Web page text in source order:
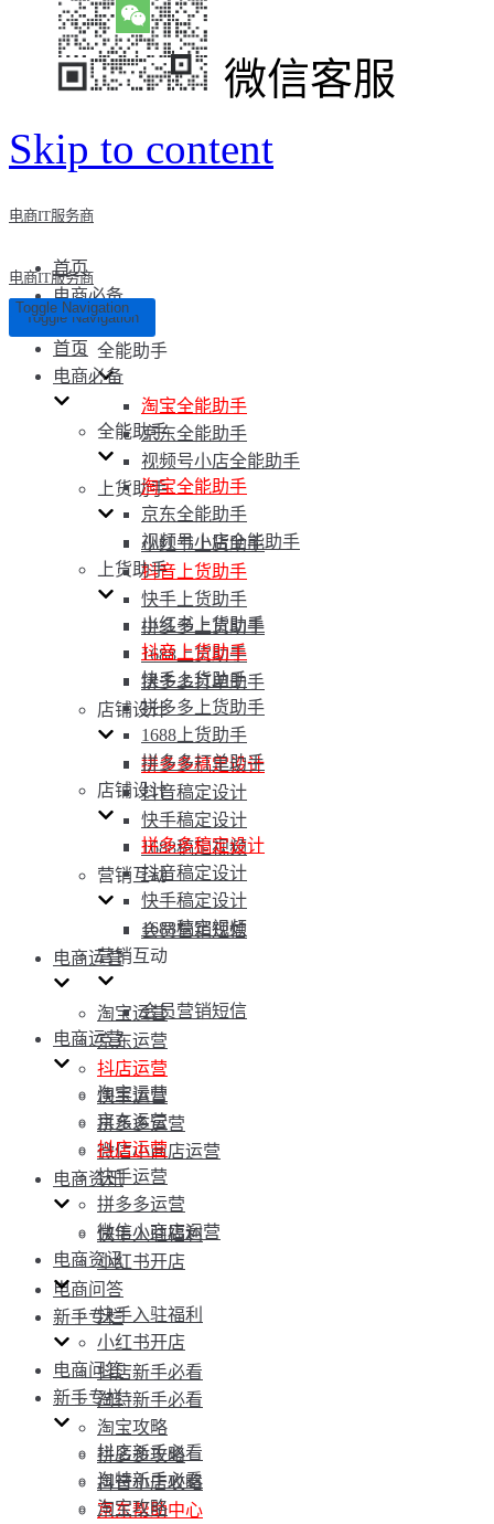
微信客服
Skip to content
电商IT服务商
首页
电商必备
全能助手
淘宝全能助手
京东全能助手
视频号小店全能助手
上货助手
小红书上货助手
抖音上货助手
快手上货助手
拼多多上货助手
1688上货助手
拼多多打单助手
店铺设计
拼多多稿定设计
抖音稿定设计
快手稿定设计
1688稿定视频
营销互动
会员营销短信
电商运营
淘宝运营
京东运营
抖店运营
快手运营
拼多多运营
微信小商店运营
电商资讯
快手入驻福利
小红书开店
电商问答
新手专栏
抖店新手必看
淘特新手必看
淘宝攻略
拼多多攻略
抖音小店攻略
京东帮助中心
电商IT服务商
Toggle Navigation
Toggle Navigation
首页
电商必备
全能助手
淘宝全能助手
京东全能助手
视频号小店全能助手
上货助手
小红书上货助手
抖音上货助手
快手上货助手
拼多多上货助手
1688上货助手
拼多多打单助手
店铺设计
拼多多稿定设计
抖音稿定设计
快手稿定设计
1688稿定视频
营销互动
会员营销短信
电商运营
淘宝运营
京东运营
抖店运营
快手运营
拼多多运营
微信小商店运营
电商资讯
快手入驻福利
小红书开店
电商问答
新手专栏
抖店新手必看
淘特新手必看
淘宝攻略